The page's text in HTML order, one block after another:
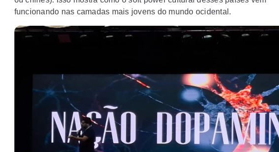
funcionando nas camadas mais jovens do mundo ocidental.